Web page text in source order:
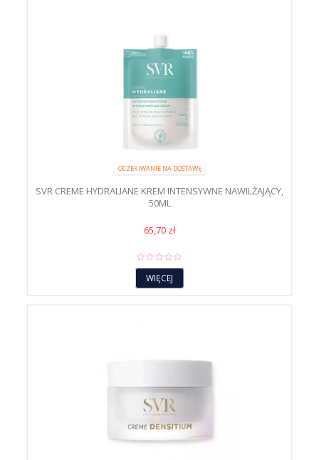
OCZEKIWANIE NA DOSTAWĘ
SVR CREME HYDRALIANE KREM INTENSYWNE NAWILŻAJĄCY,
50ML
65,70 zł
WIĘCEJ